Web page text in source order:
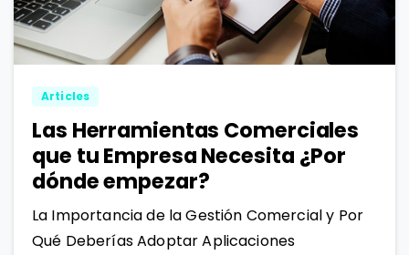
Articles
Las Herramientas Comerciales
que tu Empresa Necesita ¿Por
dónde empezar?
La Importancia de la Gestión Comercial y Por
Qué Deberías Adoptar Aplicaciones